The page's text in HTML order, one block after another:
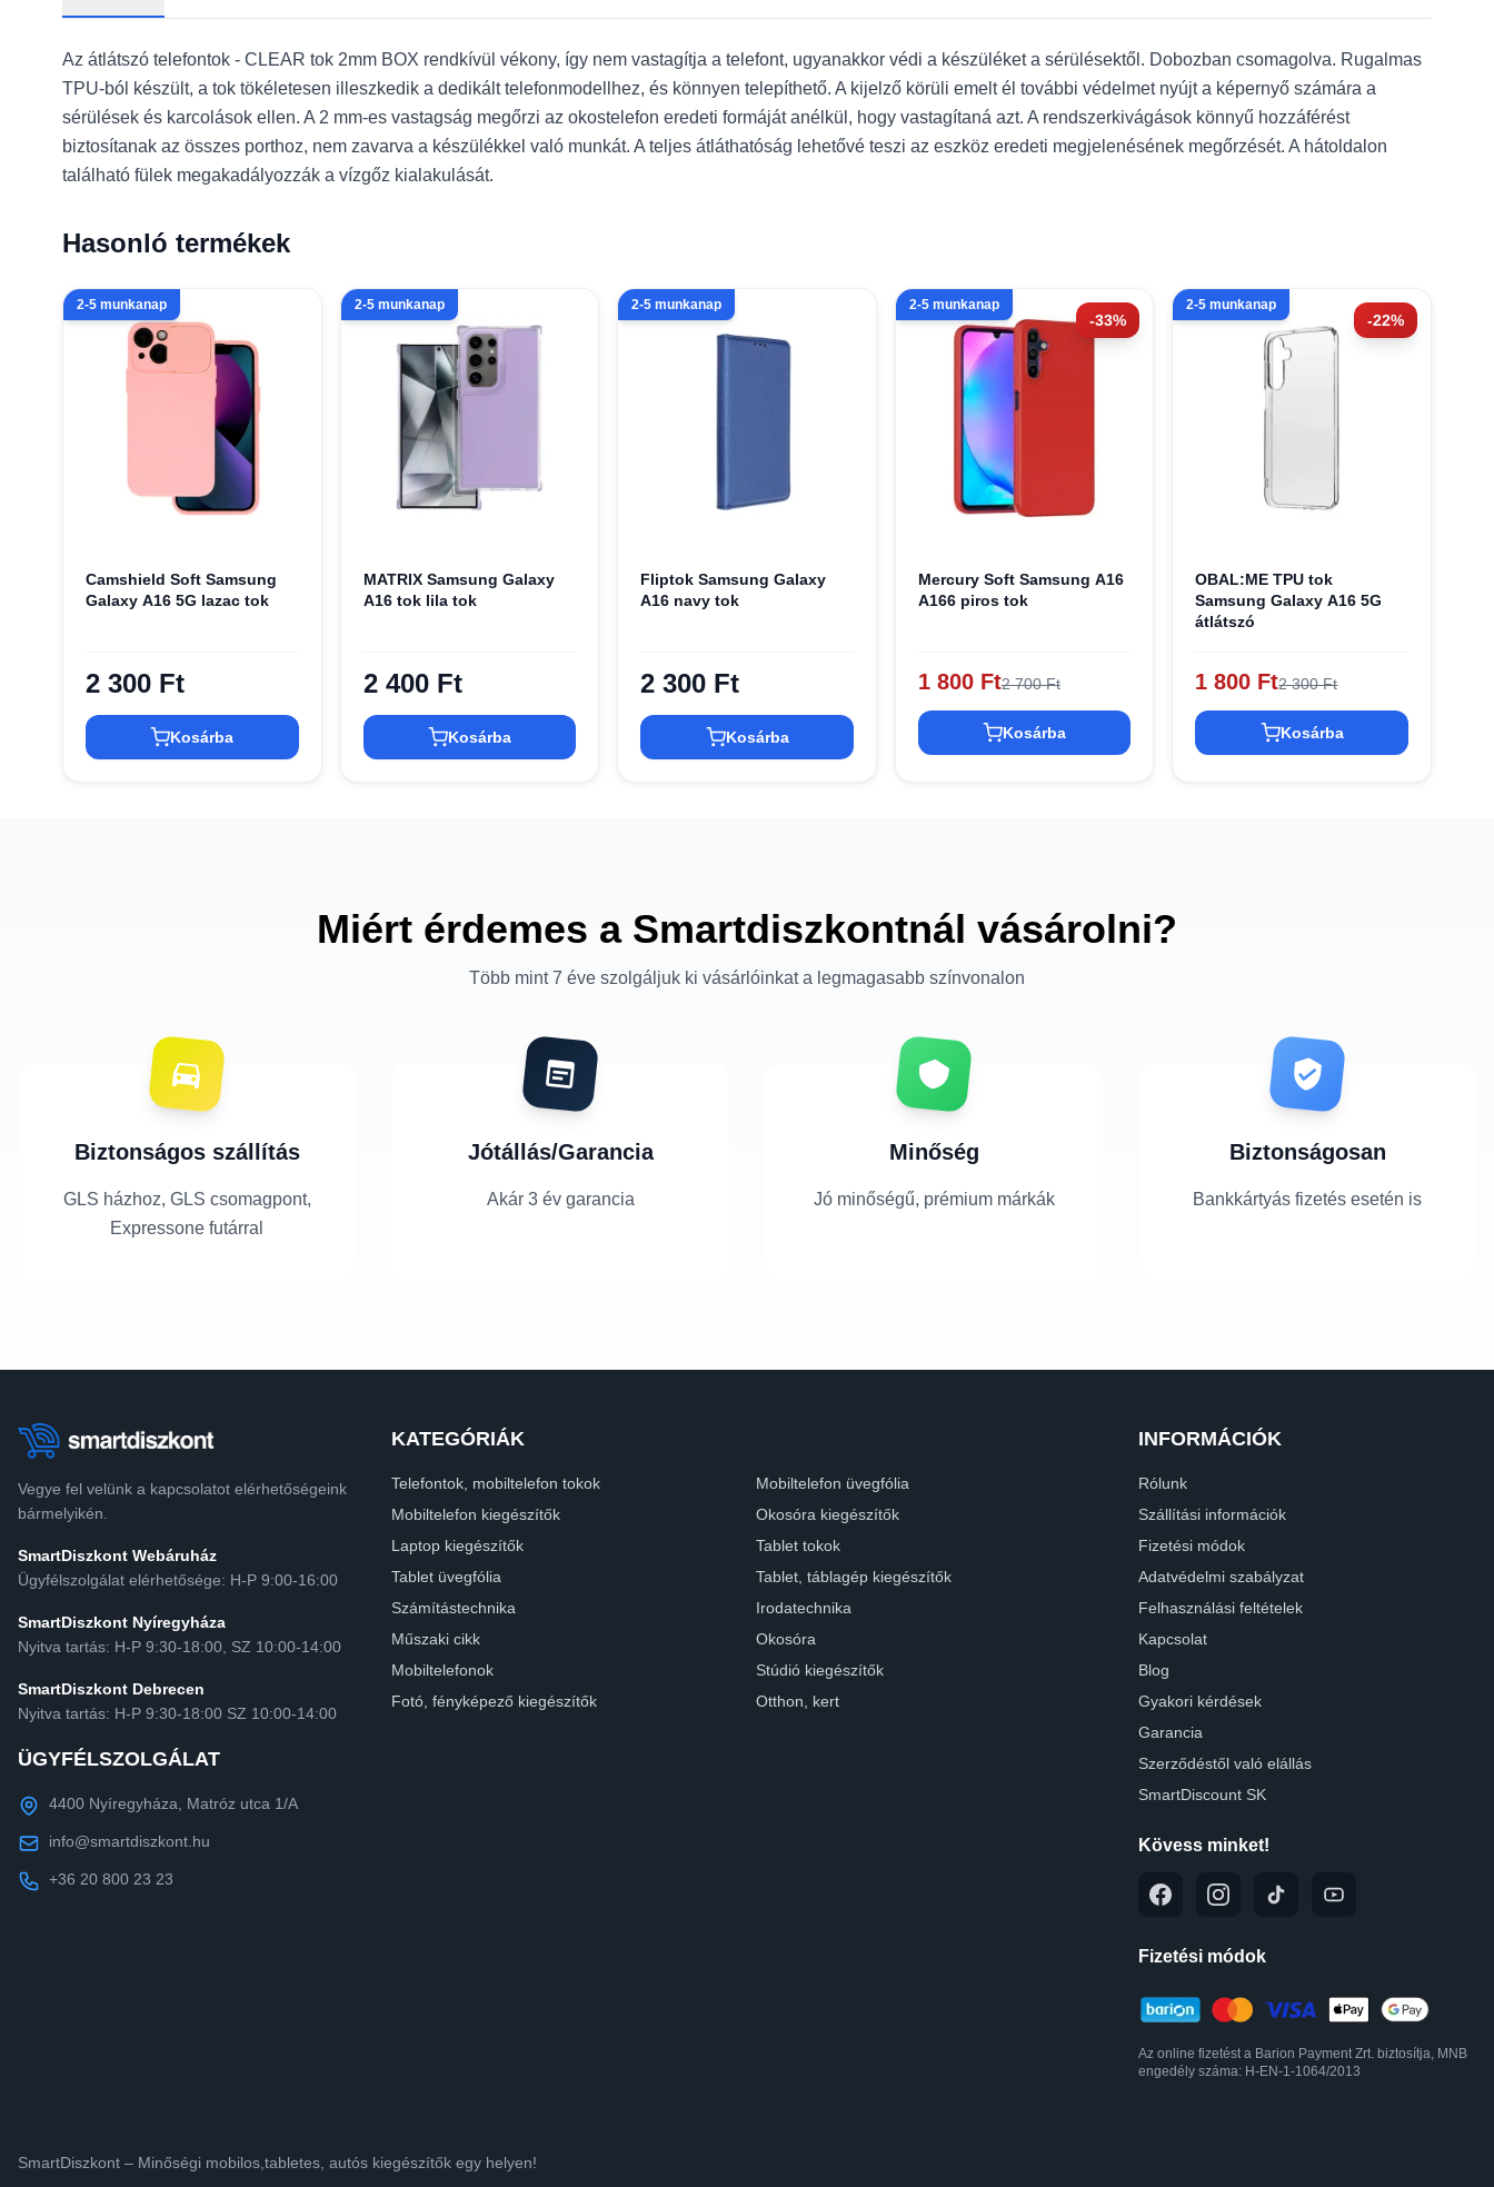
Az átlátszó telefontok - CLEAR tok 2mm BOX rendkívül vékony, így nem vastagítja a telefont, ugyanakkor védi a készüléket a sérülésektől. Dobozban csomagolva. Rugalmas
TPU-ból készült, a tok tökéletesen illeszkedik a dedikált telefonmodellhez, és könnyen telepíthető. A kijelző körüli emelt él további védelmet nyújt a képernyő számára a
sérülések és karcolások ellen. A 2 mm-es vastagság megőrzi az okostelefon eredeti formáját anélkül, hogy vastagítaná azt. A rendszerkivágások könnyű hozzáférést
biztosítanak az összes porthoz, nem zavarva a készülékkel való munkát. A teljes átláthatóság lehetővé teszi az eszköz eredeti megjelenésének megőrzését. A hátoldalon
található fülek megakadályozzák a vízgőz kialakulását.
Hasonló termékek
2-5 munkanap
Camshield Soft Samsung
Galaxy A16 5G lazac tok
2 300 Ft
Kosárba
2-5 munkanap
MATRIX Samsung Galaxy
A16 tok lila tok
2 400 Ft
Kosárba
2-5 munkanap
Fliptok Samsung Galaxy
A16 navy tok
2 300 Ft
Kosárba
-33%
2-5 munkanap
Mercury Soft Samsung A16
A166 piros tok
1 800 Ft2 700 Ft
Kosárba
-22%
2-5 munkanap
OBAL:ME TPU tok
Samsung Galaxy A16 5G
átlátszó
1 800 Ft2 300 Ft
Kosárba
Miért érdemes a Smartdiszkontnál vásárolni?
Több mint 7 éve szolgáljuk ki vásárlóinkat a legmagasabb színvonalon
Biztonságos szállítás
GLS házhoz, GLS csomagpont,
Expressone futárral
Jótállás/Garancia
Akár 3 év garancia
Minőség
Jó minőségű, prémium márkák
Biztonságosan
Bankkártyás fizetés esetén is
Vegye fel velünk a kapcsolatot elérhetőségeink
bármelyikén.
SmartDiszkont Webáruház
Ügyfélszolgálat elérhetősége: H-P 9:00-16:00
SmartDiszkont Nyíregyháza
Nyitva tartás: H-P 9:30-18:00, SZ 10:00-14:00
SmartDiszkont Debrecen
Nyitva tartás: H-P 9:30-18:00 SZ 10:00-14:00
ÜGYFÉLSZOLGÁLAT
4400 Nyíregyháza, Matróz utca 1/A
info@smartdiszkont.hu
+36 20 800 23 23
KATEGÓRIÁK
Telefontok, mobiltelefon tokok
Mobiltelefon üvegfólia
Mobiltelefon kiegészítők
Okosóra kiegészítők
Laptop kiegészítők
Tablet tokok
Tablet üvegfólia
Tablet, táblagép kiegészítők
Számítástechnika
Irodatechnika
Műszaki cikk
Okosóra
Mobiltelefonok
Stúdió kiegészítők
Fotó, fényképező kiegészítők
Otthon, kert
INFORMÁCIÓK
Rólunk
Szállítási információk
Fizetési módok
Adatvédelmi szabályzat
Felhasználási feltételek
Kapcsolat
Blog
Gyakori kérdések
Garancia
Szerződéstől való elállás
SmartDiscount SK
Kövess minket!
Fizetési módok
Az online fizetést a Barion Payment Zrt. biztosítja, MNB
engedély száma: H-EN-1-1064/2013
SmartDiszkont – Minőségi mobilos,tabletes, autós kiegészítők egy helyen!